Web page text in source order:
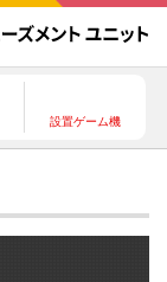
設置ゲーム機